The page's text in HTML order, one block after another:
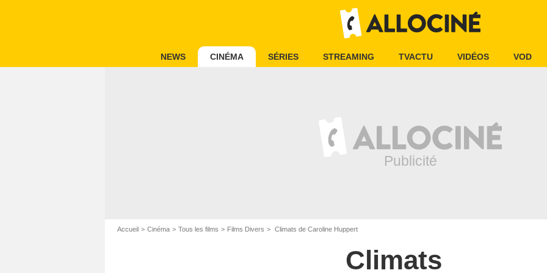
NEWS CINÉMA SÉRIES STREAMING TVACTU VIDÉOS VOD
Accueil Cinéma Tous les films Films Divers Climats de Caroline Huppert
Climats